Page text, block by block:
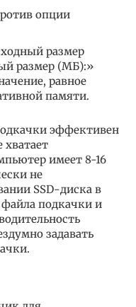
опции
размер
размер (МБ):»
равное
памяти.
эффективен
хватает
имеет 8-16
не
SSD-диска в
файла подкачки и
задавать